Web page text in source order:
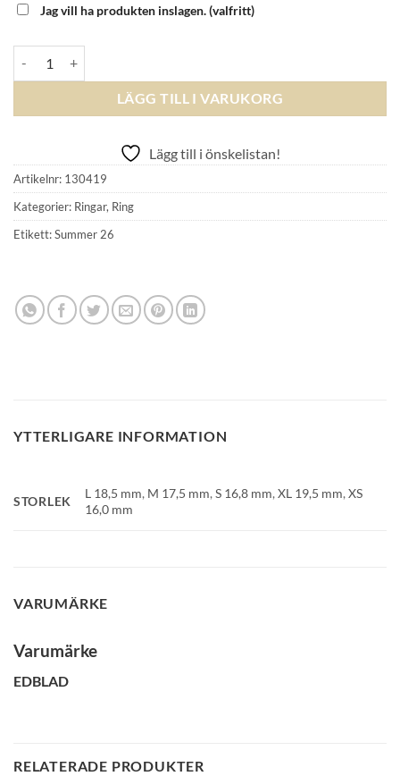
Jag vill ha produkten inslagen.(valfritt)
LÄGG TILL I VARUKORG
Lägg till i önskelistan!
Artikelnr: 130419
Kategorier: Ringar, Ring
Etikett:Summer 26
YTTERLIGARE INFORMATION
STORLEK
L 18,5 mm, M 17,5 mm,S 16,8 mm,XL 19,5 mm,XS
16,0 mm
VARUMÄRKE
Varumärke
EDBLAD
RELATERADE PRODUKTER